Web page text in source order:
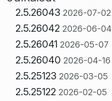
2.5.26043 2026-07-02
2.5.26042 2026-06-04
2.5.26041 2026-05-07
2.5.26040 2026-04-16
2.5.25123 2026-03-05
2.5.25122 2026-02-05